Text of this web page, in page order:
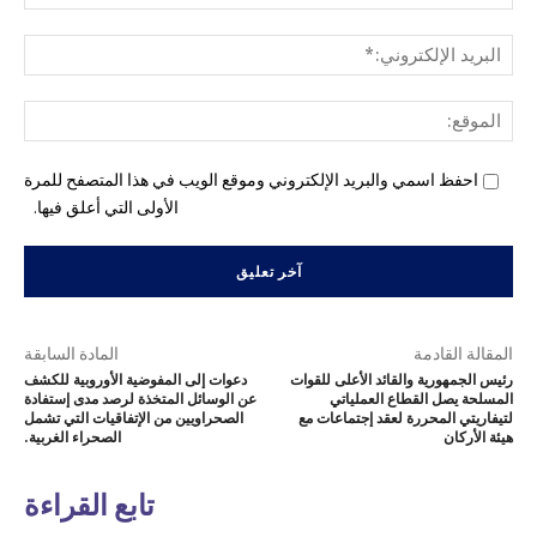
احفظ اسمي والبريد الإلكتروني وموقع الويب في هذا المتصفح للمرة
الأولى التي أعلق فيها.
المادة السابقة
دعوات إلى المفوضية الأوروبية للكشف
عن الوسائل المتخذة لرصد مدى إستفادة
الصحراويين من الإتفاقيات التي تشمل
الصحراء الغربية.
المقالة القادمة
رئيس الجمهورية والقائد الأعلى للقوات
المسلحة يصل القطاع العملياتي
لتيفاريتي المحررة لعقد إجتماعات مع
هيئة الأركان
تابع القراءة